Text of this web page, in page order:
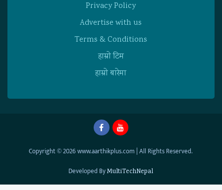
Privacy Policy
Advertise with us
Terms & Conditions
हाम्राे टिम
हाम्राे बारेमा
Copyright © 2026 www.aarthikplus.com | All Rights Reserved.
Developed ByMultiTechNepal